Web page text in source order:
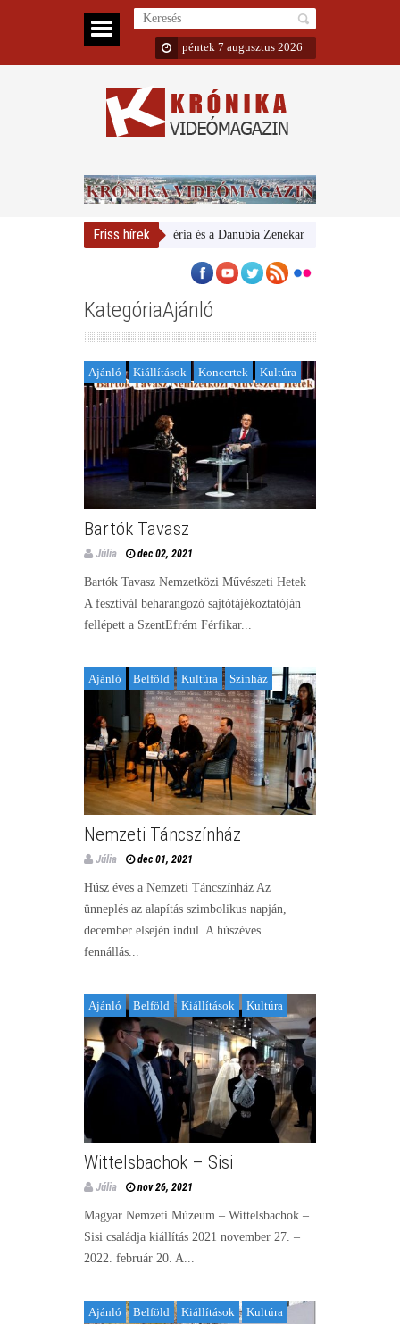
péntek 7 augusztus 2026
Friss hírek
Magyar Nemzeti Galéria és a Danubia Zenekar Bemutatta 2024/
KategóriaAjánló
Ajánló Kiállítások Koncertek Kultúra
Bartók Tavasz
Júlia dec 02, 2021
Bartók Tavasz Nemzetközi Művészeti Hetek
A fesztivál beharangozó sajtótájékoztatóján
fellépett a SzentEfrém Férfikar...
Ajánló Belföld Kultúra Színház
Nemzeti Táncszínház
Júlia dec 01, 2021
Húsz éves a Nemzeti Táncszínház Az
ünneplés az alapítás szimbolikus napján,
december elsején indul. A húszéves
fennállás...
Ajánló Belföld Kiállítások Kultúra
Wittelsbachok – Sisi
Júlia nov 26, 2021
Magyar Nemzeti Múzeum – Wittelsbachok –
Sisi családja kiállítás 2021 november 27. –
2022. február 20. A...
Ajánló Belföld Kiállítások Kultúra